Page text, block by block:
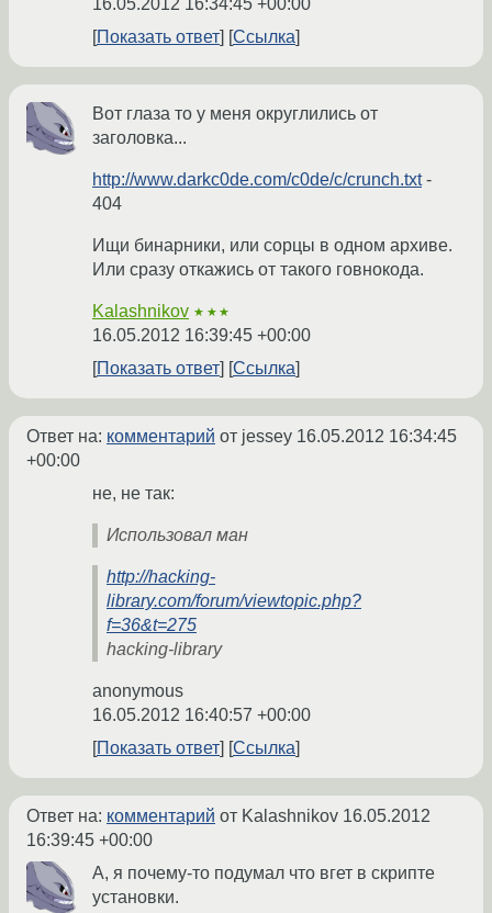
16.05.2012 16:34:45 +00:00
Показать ответ
Ссылка
Вот глаза то у меня округлились от
заголовка...
http://www.darkc0de.com/c0de/c/crunch.txt-
404
Ищи бинарники, или сорцы в одном архиве.
Или сразу откажись от такого говнокода.
Kalashnikov ★★★
16.05.2012 16:39:45 +00:00
Показать ответ
Ссылка
Ответ на: комментарий от jessey 16.05.2012 16:34:45
+00:00
не, не так:
Использовал ман
http://hacking-
library.com/forum/viewtopic.php?
f=36&t=275
hacking-library
anonymous
16.05.2012 16:40:57 +00:00
Показать ответ
Ссылка
Ответ на: комментарий от Kalashnikov 16.05.2012
16:39:45 +00:00
А, я почему-то подумал что вгет в скрипте
установки.